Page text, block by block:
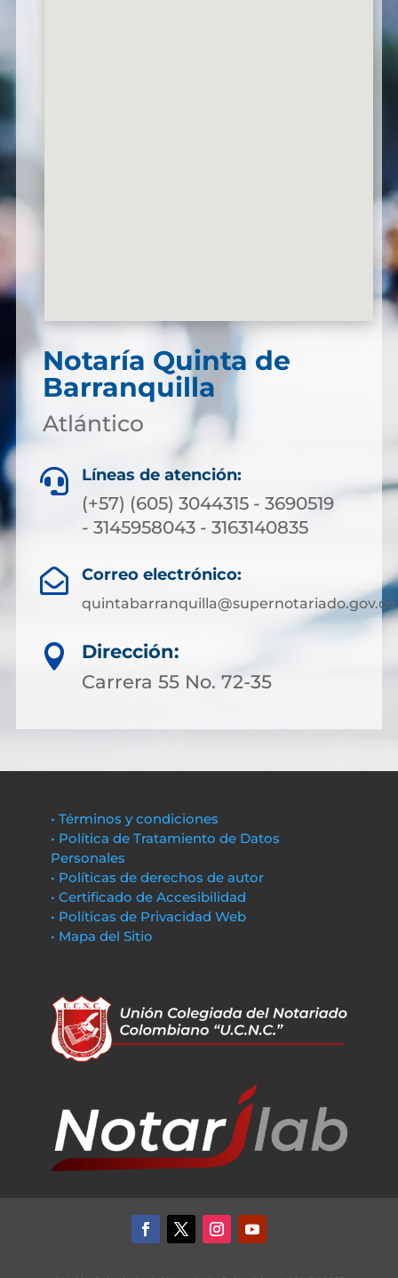
Notaría Quinta de
Barranquilla
Atlántico
 Líneas de atención:
(+57) (605) 3044315 - 3690519
- 3145958043 - 3163140835
 Correo electrónico:
quintabarranquilla@supernotariado.gov.co

Dirección:
Carrera 55 No. 72-35
• Términos y condiciones
• Política de Tratamiento de Datos
Personales
• Políticas de derechos de autor
• Certificado de Accesibilidad
• Políticas de Privacidad Web
• Mapa del Sitio